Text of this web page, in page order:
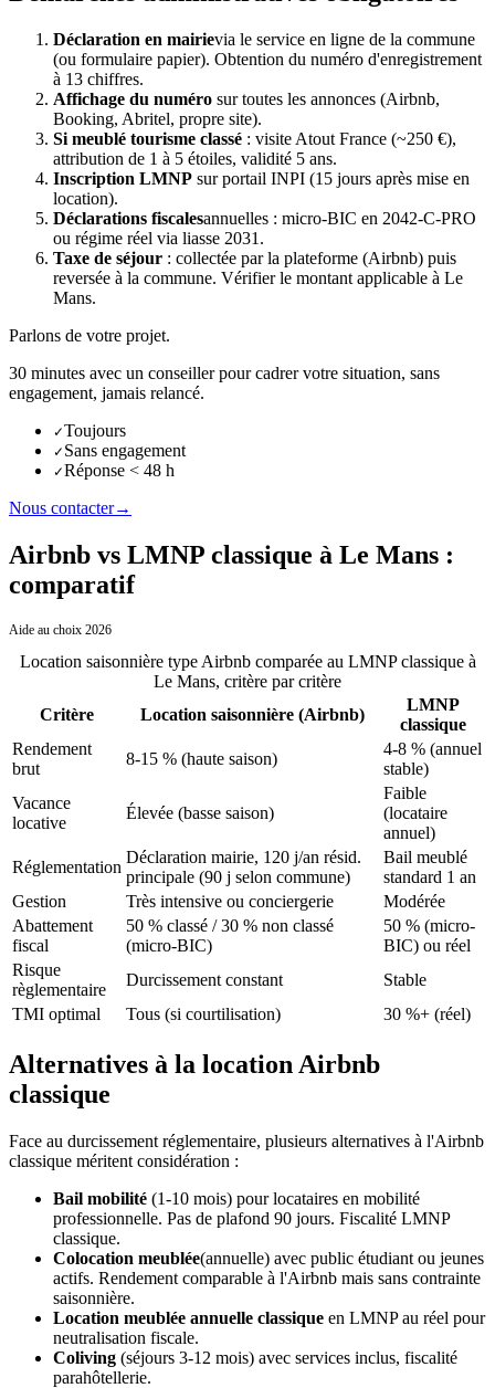
Déclaration en mairievia le service en ligne de la commune
(ou formulaire papier). Obtention du numéro d'enregistrement
à 13 chiffres.
Affichage du numéro sur toutes les annonces (Airbnb,
Booking, Abritel, propre site).
Si meublé tourisme classé : visite Atout France (~250 €),
attribution de 1 à 5 étoiles, validité 5 ans.
Inscription LMNP sur portail INPI (15 jours après mise en
location).
Déclarations fiscalesannuelles : micro-BIC en 2042-C-PRO
ou régime réel via liasse 2031.
Taxe de séjour : collectée par la plateforme (Airbnb) puis
reversée à la commune. Vérifier le montant applicable à Le
Mans.
Parlons de votre projet.
30 minutes avec un conseiller pour cadrer votre situation, sans
engagement, jamais relancé.
✓Toujours
✓ Sans engagement
✓Réponse < 48 h
Nous contacter→
Airbnb vs LMNP classique à Le Mans :
comparatif
Aide au choix 2026
Location saisonnière type Airbnb comparée au LMNP classique à
Le Mans, critère par critère
Critère
Location saisonnière (Airbnb)
LMNP
classique
Rendement
brut
8-15 % (haute saison)
4-8 % (annuel
stable)
Vacance
locative
Élevée (basse saison)
Faible
(locataire
annuel)
Réglementation
Déclaration mairie, 120 j/an résid.
principale (90 j selon commune)
Bail meublé
standard 1 an
Gestion
Très intensive ou conciergerie
Modérée
Abattement
fiscal
50 % classé / 30 % non classé
(micro-BIC)
50 % (micro-
BIC) ou réel
Risque
règlementaire
Durcissement constant
Stable
TMI optimal
Tous (si courtilisation) 30 %+ (réel)
Alternatives à la location Airbnb
classique
Face au durcissement réglementaire, plusieurs alternatives à l'Airbnb
classique méritent considération :
Bail mobilité (1-10 mois) pour locataires en mobilité
professionnelle. Pas de plafond 90 jours. Fiscalité LMNP
classique.
Colocation meublée(annuelle) avec public étudiant ou jeunes
actifs. Rendement comparable à l'Airbnb mais sans contrainte
saisonnière.
Location meublée annuelle classique en LMNP au réel pour
neutralisation fiscale.
Coliving (séjours 3-12 mois) avec services inclus, fiscalité
parahôtellerie.